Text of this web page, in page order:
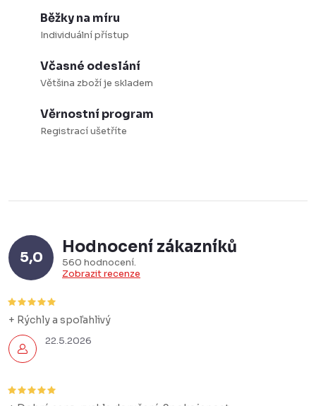
Běžky na míru
Individuální přístup
Včasné odeslání
Většina zboží je skladem
Věrnostní program
Registrací ušetříte
5,0
Hodnocení zákazníků
560 hodnocení
Zobrazit recenze
22.5.2026
+ Rýchly a spoľahlivý